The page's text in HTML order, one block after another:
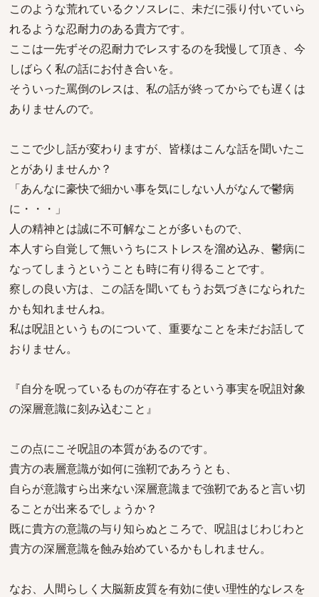
このような荒れているクソスレに、未だに張り付いていら
れるような忍耐力のある貴方です。
ここは一先ずその忍耐力でレスするのを我慢して頂き、今
しばらく私の話にお付き合いを。
そういった罵倒のレスは、私の話が終ってからでも遅くは
ありませんので。
ここで少し話が変わりますが、皆様はこんな話を聞いたこ
とがありませんか？
「あんなに豪快で細かい事を気にしない人がなんで鬱病
に・・・」
人の精神とは誠に不可解なことが多いもので、
本人すら自覚して無いうちにストレスを溜め込み、鬱病に
なってしまうということも時に有り得ることです。
察しの良い方は、この話を聞いてもうお気づきになられた
かも知れませんね。
私は呪詛というものについて、重要なことを未だお話して
おりません。
『自分を呪っているものが存在するという事実を呪詛対象
の深層意識に刻み込むこと』
この点にこそ呪詛の本質があるのです。
貴方の表層意識が如何に強靭であろうとも、
自らが意識すら出来ない深層意識まで強靭であると言い切
ることが出来るでしょうか？
既に貴方の意識の与り知らぬところで、呪詛はじわじわと
貴方の深層意識を蝕み始めているかもしれません。
なお、人間らしく大脳新皮質を有効に使い理性的なレスを